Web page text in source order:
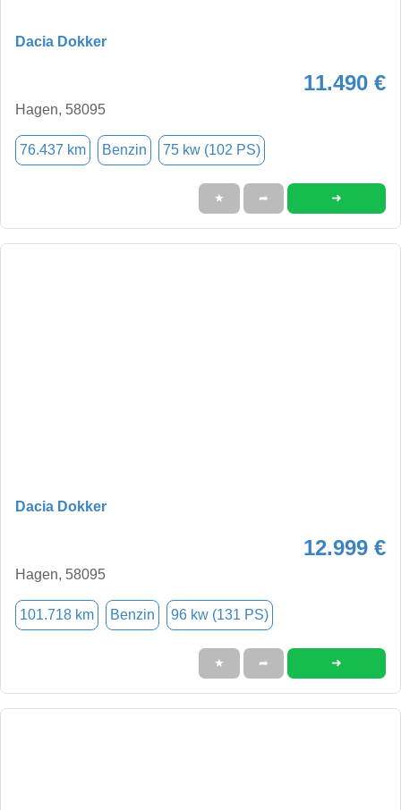
Dacia Dokker
11.490 €
Hagen, 58095
76.437 km Benzin 75 kw (102 PS)
★ ➦ ➜
Dacia Dokker
12.999 €
Hagen, 58095
101.718 km Benzin 96 kw (131 PS)
★ ➦ ➜